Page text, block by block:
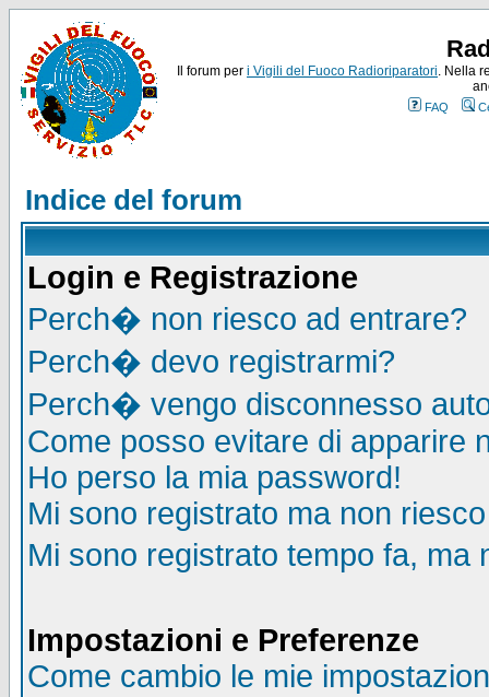
Il forum per i Vigili del Fuoco Radioriparatori. Nella
FAQ
Indice del forum
Login e Registrazione
Perch� non riesco ad entrare?
Perch� devo registrarmi?
Perch� vengo disconnesso
Come posso evitare di apparire
Ho perso la mia password!
Mi sono registrato ma non
Mi sono registrato tempo fa,
Impostazioni e Preferenze
Come cambio le mie